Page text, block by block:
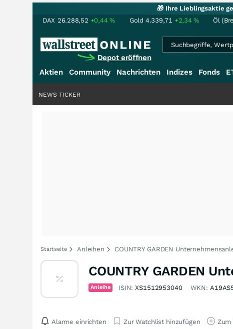
🎁 Ihre Lieblingsaktie
DAX 26.288,52 +0,44% Gold 4.339,71 +2,34% Öl
Depot eröffnen
Aktien
Community Nachrichten Indizes Fonds
NEWS TICKER
Startseite Anleihen COUNTRY GARDEN
COUNTRY GARDEN
Anleihe ISIN:XS1512953040 WKN:
Alarme einrichten Zur Watchlist hinzufügen